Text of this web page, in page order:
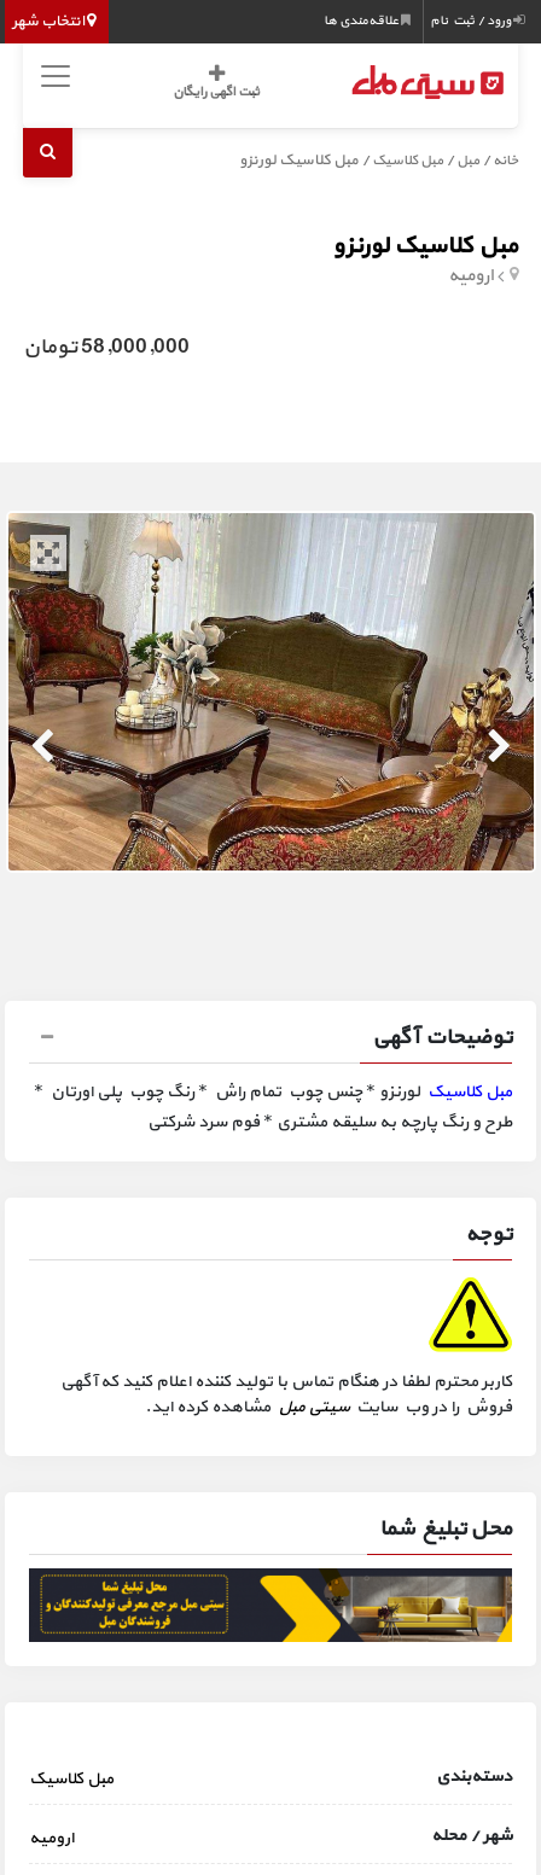
انتخاب شهر ورود / ثبت نام علاقه‌مندی ها
ثبت اگهی رایگان
خانه /مبل/مبل کلاسیک/ مبل کلاسیک لورنزو
مبل کلاسیک لورنزو
ارومیه
58,000,000 تومان
توضیحات آگهی
مبل کلاسیک لورنزو * چنس چوب تمام راش * رنگ چوب پلی اورتان *
طرح و رنگ پارچه به سلیقه مشتری * فوم سرد شرکتی
توجه
کاربر محترم لطفا در هنگام تماس با تولید کننده اعلام کنید که آگهی
فروش را در وب سایتسیتی مبل مشاهده کرده اید.
محل تبلیغ شما
دسته‌بندی مبل کلاسیک
شهر / محله ارومیه